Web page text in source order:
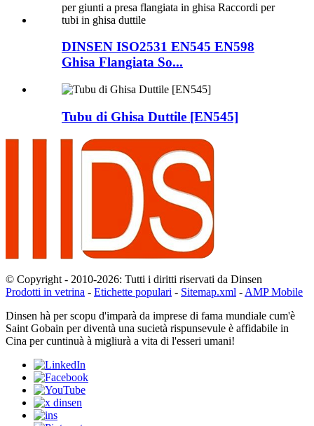
DINSEN ISO2531 EN545 EN598
Ghisa Flangiata So...
Tubu di Ghisa Duttile [EN545]
© Copyright - 2010-2026: Tutti i diritti riservati da Dinsen
Prodotti in vetrina - Etichette populari - Sitemap.xml - AMP Mobile
Dinsen hà per scopu d'imparà da imprese di fama mundiale cum'è
Saint Gobain per diventà una sucietà rispunsevule è affidabile in
Cina per cuntinuà à migliurà a vita di l'esseri umani!